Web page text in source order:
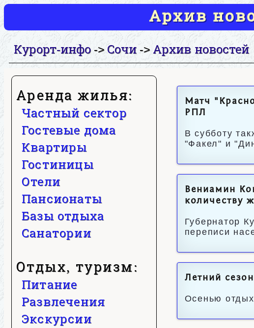
Архив
Курорт-инфо-> Сочи->Архив новостей
Аренда жилья:
Частный сектор
Гостевые дома
Квартиры
Гостиницы
Отели
Пансионаты
Базы отдыха
Санатории
Отдых, туризм:
Питание
Развлечения
Экскурсии
Матч
РПЛ
В субботу
"Факел" и
Вениамин
количеству
Губернатор
переписи
Летний
Осенью